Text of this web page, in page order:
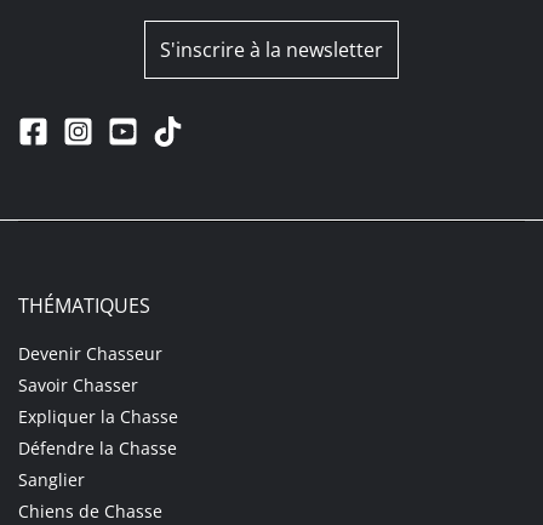
S'inscrire à la newsletter
THÉMATIQUES
Devenir Chasseur
Savoir Chasser
Expliquer la Chasse
Défendre la Chasse
Sanglier
Chiens de Chasse